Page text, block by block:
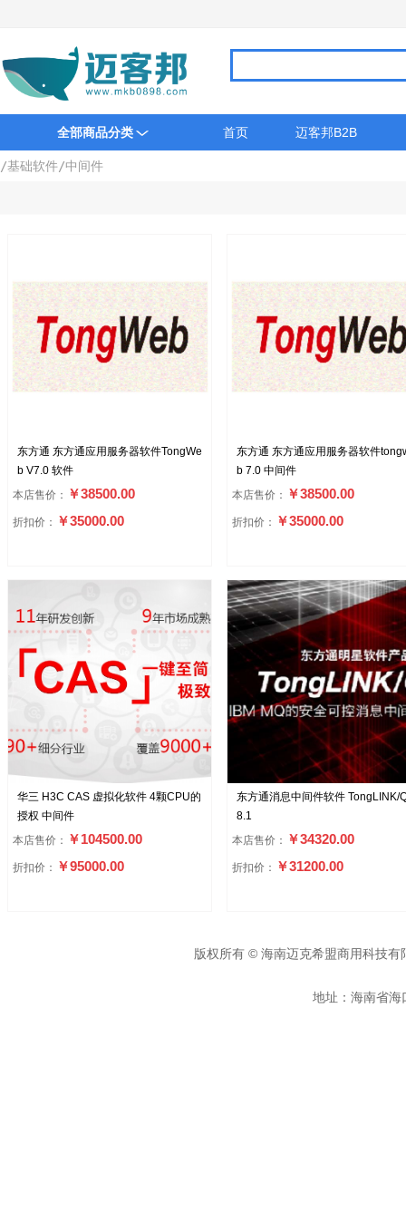
全部商品分类 首页 迈客邦B2B
/基础软件/中间件
东方通 东方通应用服务器软件TongWe
b V7.0 软件
本店售价： ￥38500.00
折扣价： ￥35000.00
东方通 东方通应用服务器软件
b 7.0 中间件
本店售价： ￥38500.00
折扣价： ￥35000.00
华三 H3C CAS 虚拟化软件 4颗CPU的
授权 中间件
本店售价： ￥104500.00
折扣价： ￥95000.00
东方通消息中间件软件 TongLINK/
8.1
本店售价： ￥34320.00
折扣价： ￥31200.00
版权所有 © 海南迈克希盟商用科技
地址：海南省